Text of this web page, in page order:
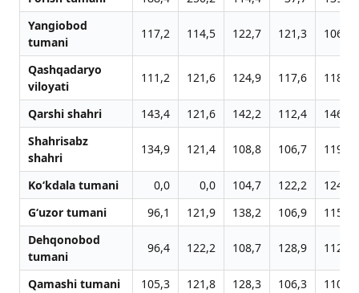
Yangiobod
tumani
117,2 114,5 122,7 121,3 106,9
Qashqadaryo
viloyati
111,2 121,6 124,9 117,6 118,1
Qarshi shahri 143,4 121,6 142,2 112,4
146,7
Shahrisabz
shahri
134,9 121,4 108,8 106,7 119,8
Ko‘kdala tumani 0,0 0,0 104,7 122,2
124,9
G‘uzor tumani
96,1 121,9 138,2 106,9
115,6
Dehqonobod
tumani
96,4 122,2 108,7 128,9 112,3
Qamashi tumani 105,3 121,8 128,3 106,3
110,7